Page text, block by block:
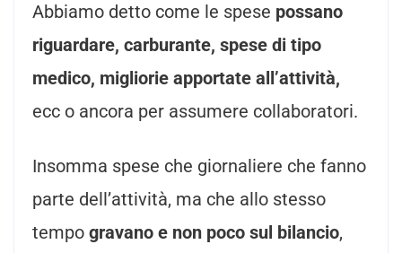
Abbiamo detto come le spese possano
riguardare, carburante, spese di tipo
medico, migliorie apportate all’attività,
ecc o ancora per assumere collaboratori.
Insomma spese che giornaliere che fanno
parte dell’attività, ma che allo stesso
tempo gravano e non poco sul bilancio,